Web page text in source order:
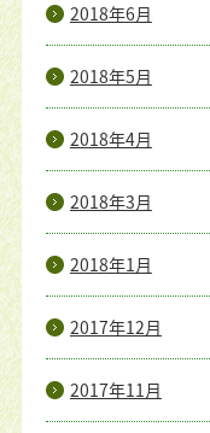
2018年6月
2018年5月
2018年4月
2018年3月
2018年1月
2017年12月
2017年11月